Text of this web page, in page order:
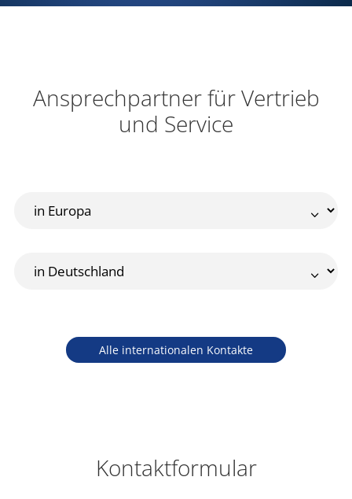
Ansprechpartner für Vertrieb
und Service
Alle internationalen Kontakte
Kontaktformular